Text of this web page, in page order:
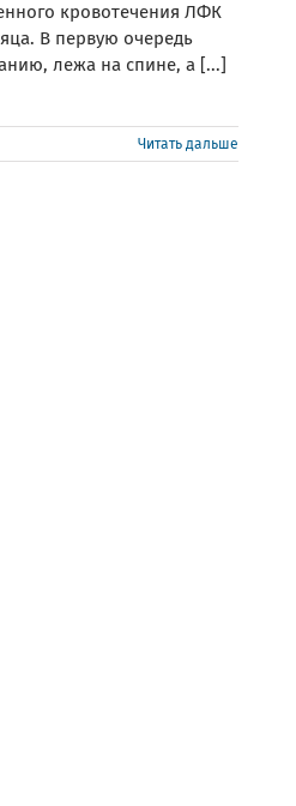
кровотечения ЛФК
В первую очередь
лежа на спине, а [...]
Читать дальше